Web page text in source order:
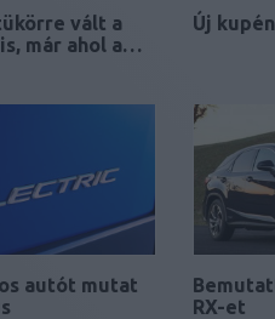
vált a
már ahol a…
Új
autót mutat
RX-et